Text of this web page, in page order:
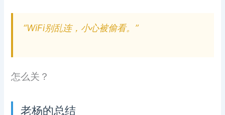
“WiFi别乱连，小心被偷看。”
怎么关？
老杨的总结